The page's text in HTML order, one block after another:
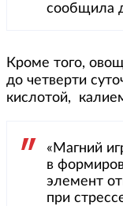
сообщила
Кроме того,
до четверти
кислотой,
«Магний
в
элемент
при